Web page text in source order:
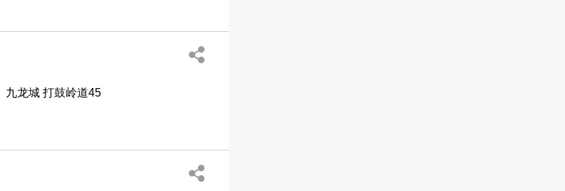
九龙城 打鼓岭道45